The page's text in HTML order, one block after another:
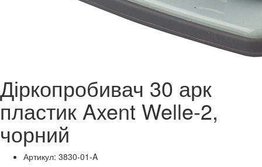
Діркопробивач 30 арк
пластик Axent Welle-2,
чорний
Артикул: 3830-01-A